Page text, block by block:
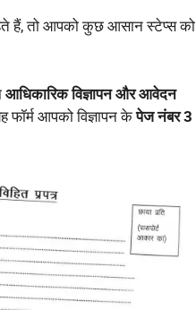
हैं, तो आपको कुछ आसान स्टेप्स को
आधिकारिक विज्ञापन और आवेदन
फॉर्म आपको विज्ञापन केपेज नंबर 3